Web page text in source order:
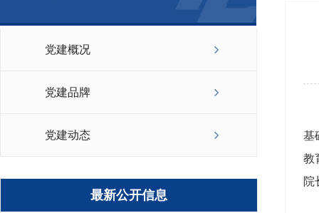
党建概况
党建品牌
党建动态
最新公开信息
基
教
院